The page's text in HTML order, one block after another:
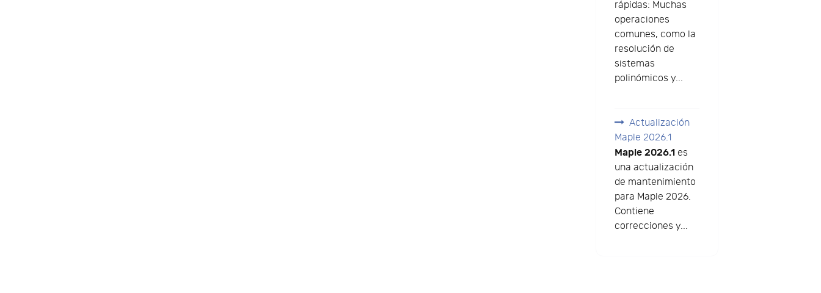
rápidas: Muchas
operaciones
comunes, como la
resolución de
sistemas
polinómicos y...
Actualización
Maple 2026.1
Maple 2026.1es
una actualización
de mantenimiento
para Maple 2026.
Contiene
correcciones y...